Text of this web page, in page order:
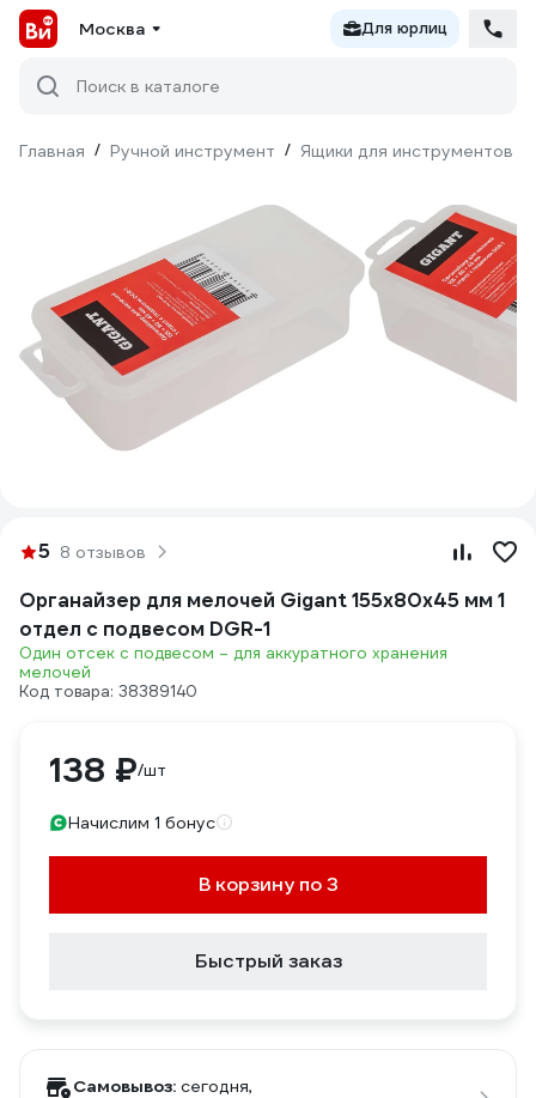
Москва Для юрлиц
Поиск в каталоге
Главная / Ручной инструмент / Ящики для инструментов
5 8 отзывов
Органайзер для мелочей Gigant 155x80x45 мм 1
отдел с подвесом DGR-1
Один отсек с подвесом – для аккуратного хранения
мелочей
Код товара: 38389140
138 ₽/шт
Начислим 1 бонус
В корзину по 3
Быстрый заказ
Самовывоз: сегодня,